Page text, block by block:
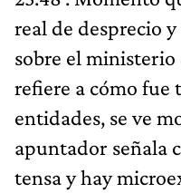
real de desprecio
sobre el ministerio
refiere a cómo fue
entidades, se ve
apuntador señala
tensa y hay